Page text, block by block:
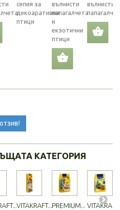
сепия за
декоаративни
птици
вълнисти
папагалчета
и
екзотични
птици
вълнисти
КАТЕГОРИЯ
VITAKRAFT...PREMIUM...